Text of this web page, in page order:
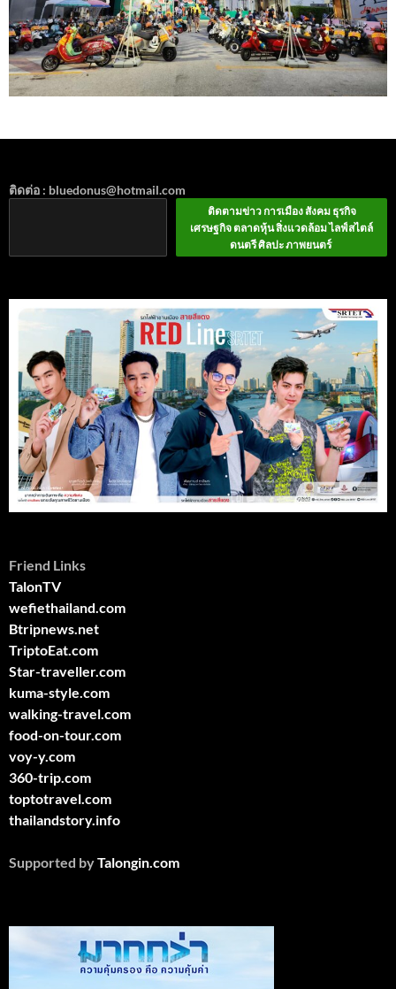
ติดต่อ : bluedonus@hotmail.com
ติดตามข่าว การเมือง สังคม ธุรกิจ
เศรษฐกิจ ตลาดหุ้น สิ่งแวดล้อม ไลฟ์สไตล์
ดนตรี ศิลปะ ภาพยนตร์
Friend Links
TalonTV
wefiethailand.com
Btripnews.net
TriptoEat.com
Star-traveller.com
kuma-style.com
walking-travel.com
food-on-tour.com
voy-y.com
360-trip.com
toptotravel.com
thailandstory.info
Supported byTalongin.com